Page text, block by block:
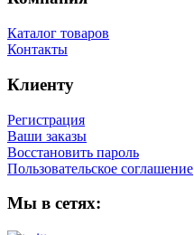
Каталог товаров
Контакты
Клиенту
Регистрация
Ваши заказы
Восстановить пароль
Пользовательское соглашение
Мы в сетях: